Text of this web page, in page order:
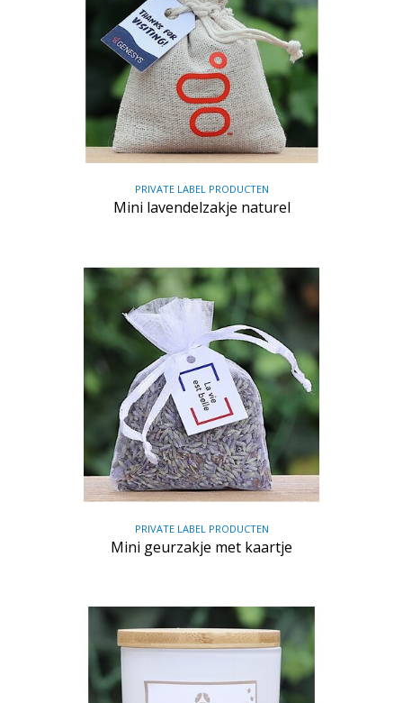
PRIVATE LABEL PRODUCTEN
Mini lavendelzakje naturel
PRIVATE LABEL PRODUCTEN
Mini geurzakje met kaartje